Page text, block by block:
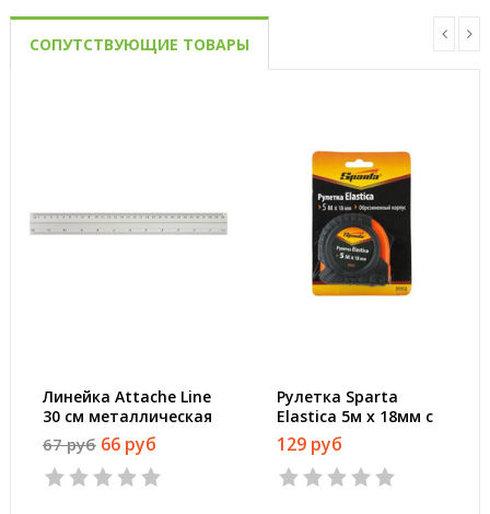
СОПУТСТВУЮЩИЕ ТОВАРЫ
Линейка Attache Line
30 см металлическая
67 руб 66 руб
Рулетка Sparta
Elastica 5м x 18мм с
фиксатором
129 руб